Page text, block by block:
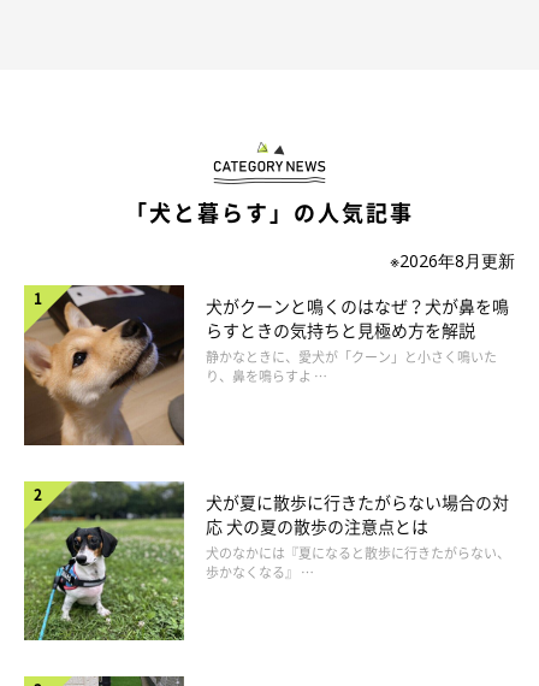
夜道で安全にお散歩するためには、人とワンちゃんどちらも目立
たせて、車や自転車に気付いてもらうことが大切です。
服装は、暗い中でも目立つ明るい色の服を選ぶようにしましょ
う。黒や茶色は暗闇にまぎれてしまうので、白い服を着ることを
おすすめします。
ワンちゃんを目立たせるために、反射材や光るグッズを
活用しよう！
比較的明るい夜道では、光を反射する反射材でできたグッズが活
「犬と暮らす」の人気記事
※2026年8月更新
犬がクーンと鳴くのはなぜ？犬が鼻を鳴
らすときの気持ちと見極め方を解説
静かなときに、愛犬が「クーン」と小さく鳴いた
り、鼻を鳴らすよ …
犬が夏に散歩に行きたがらない場合の対
応 犬の夏の散歩の注意点とは
犬のなかには『夏になると散歩に行きたがらない、
歩かなくなる』 …